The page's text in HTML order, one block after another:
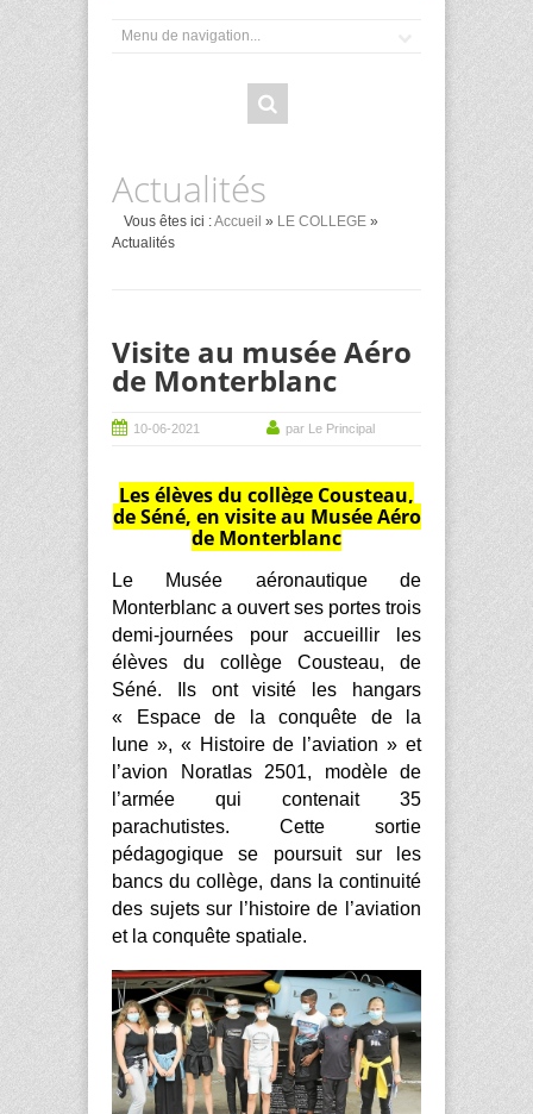
Actualités
Vous êtes ici :Accueil » LE COLLEGE »
Actualités
Visite au musée Aéro
de Monterblanc
10-06-2021 par Le Principal
Les élèves du collège Cousteau,
de Séné, en visite au Musée Aéro
de Monterblanc
Le Musée aéronautique de
Monterblanc a ouvert ses portes trois
demi-journées pour accueillir les
élèves du collège Cousteau, de
Séné. Ils ont visité les hangars
« Espace de la conquête de la
lune », « Histoire de l’aviation » et
l’avion Noratlas 2501, modèle de
l’armée qui contenait 35
parachutistes. Cette sortie
pédagogique se poursuit sur les
bancs du collège, dans la continuité
des sujets sur l’histoire de l’aviation
et la conquête spatiale.